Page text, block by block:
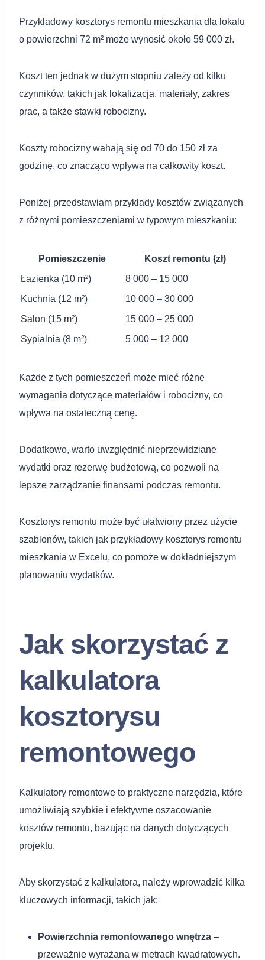
Przykładowy kosztorys remontu mieszkania dla lokalu
o powierzchni 72 m² może wynosić około 59 000 zł.
Koszt ten jednak w dużym stopniu zależy od kilku
czynników, takich jak lokalizacja, materiały, zakres
prac, a także stawki robocizny.
Koszty robocizny wahają się od 70 do 150 zł za
godzinę, co znacząco wpływa na całkowity koszt.
Poniżej przedstawiam przykłady kosztów związanych
z różnymi pomieszczeniami w typowym mieszkaniu:
Pomieszczenie
Koszt remontu (zł)
Łazienka (10 m²)
8 000 – 15 000
Kuchnia (12 m²)
10 000 – 30 000
Salon (15 m²)
15 000 – 25 000
Sypialnia (8 m²)
5 000 – 12 000
Każde z tych pomieszczeń może mieć różne
wymagania dotyczące materiałów i robocizny, co
wpływa na ostateczną cenę.
Dodatkowo, warto uwzględnić nieprzewidziane
wydatki oraz rezerwę budżetową, co pozwoli na
lepsze zarządzanie finansami podczas remontu.
Kosztorys remontu może być ułatwiony przez użycie
szablonów, takich jak przykładowy kosztorys remontu
mieszkania w Excelu, co pomoże w dokładniejszym
planowaniu wydatków.
Jak skorzystać z
kalkulatora
kosztorysu
remontowego
Kalkulatory remontowe to praktyczne narzędzia, które
umożliwiają szybkie i efektywne oszacowanie
kosztów remontu, bazując na danych dotyczących
projektu.
Aby skorzystać z kalkulatora, należy wprowadzić kilka
kluczowych informacji, takich jak:
Powierzchnia remontowanego wnętrza –
przeważnie wyrażana w metrach kwadratowych.